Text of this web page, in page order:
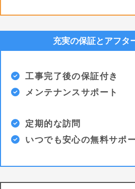
充実の保証とアフタ
工事完了後の保証付き
メンテナンスサポート
定期的な訪問
いつでも安心の無料サポ